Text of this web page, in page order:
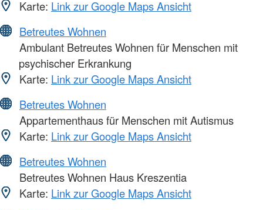
Karte: Link zur Google Maps Ansicht
Betreutes Wohnen
Ambulant Betreutes Wohnen für Menschen mit
psychischer Erkrankung
Karte: Link zur Google Maps Ansicht
Betreutes Wohnen
Appartementhaus für Menschen mit Autismus
Karte: Link zur Google Maps Ansicht
Betreutes Wohnen
Betreutes Wohnen Haus Kreszentia
Karte: Link zur Google Maps Ansicht